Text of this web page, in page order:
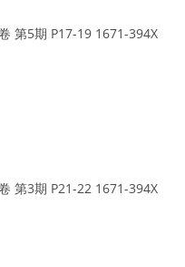
第5期 P17-19 1671-394X
第3期 P21-22 1671-394X